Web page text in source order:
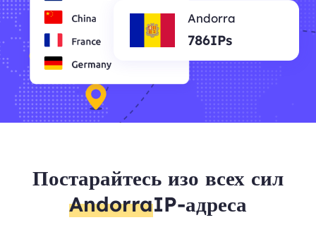
Andorra
786IPs
Постарайтесь изо всех сил
AndorraIP-адреса